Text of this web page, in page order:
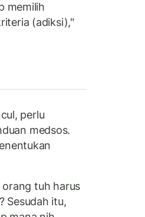
memilih
(adiksi),"
perlu
medsos.
orang tuh harus
Sesudah itu,